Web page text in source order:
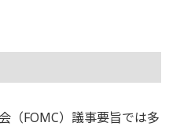
（FOMC）議事要旨では多